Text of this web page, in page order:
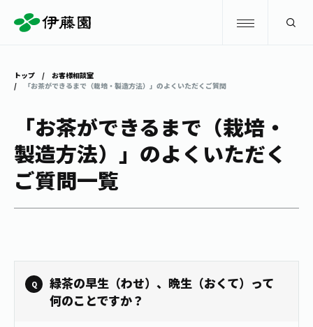
商品情報トップ
主要ブランド
TULLY'S COFFEE
キャンペーン
お茶を知る・楽しむ
お茶を楽しむ
お茶のいれ方
体験・イベント
見学・体験
店舗・通販
トップ
お客様相談室
「お茶ができるまで（栽培・製造方法）」のよくいただくご質問
「お茶ができるまで（栽培・
製造方法）」のよくいただく
ご質問一覧
緑茶の早生（わせ）、晩生（おくて）って
何のことですか？